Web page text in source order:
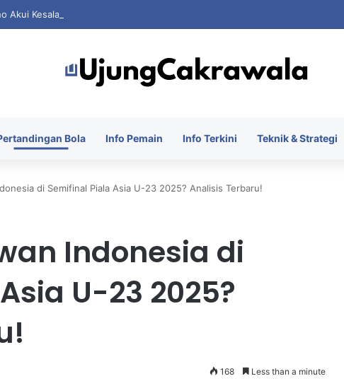
Akui Kesalahan Saat FIFA Dihantam Kontroversi Hak Komersial
Bola Info Pemain Info Terkini Teknik & Strategi
di Semifinal Piala Asia U-23 2025? Analisis Terbaru!
Indonesia di
U-23 2025?
168 Less than a minute